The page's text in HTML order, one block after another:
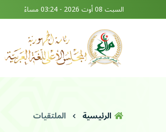
السبت 08 أوت 2026 - 03:24 مساءً
الرئيسية الملتقيات